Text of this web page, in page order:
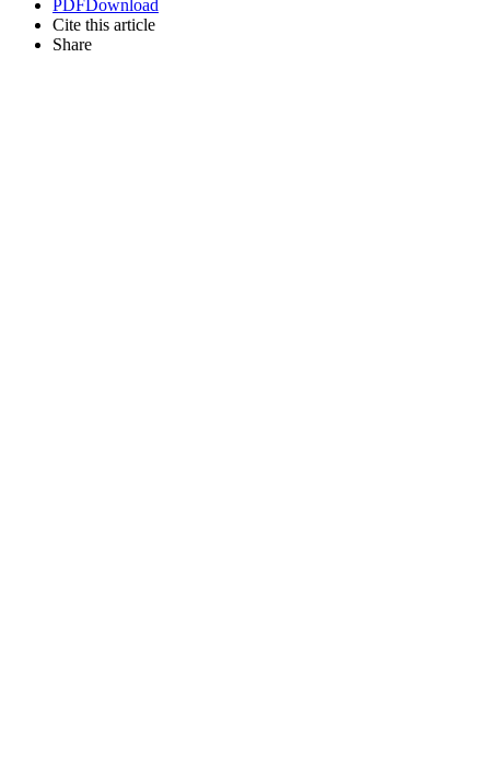
PDF Download
Cite this article
Share